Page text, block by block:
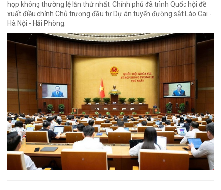
họp không thường lệ lần thứ nhất, Chính phủ đã trình Quốc hội đề
xuất điều chỉnh Chủ trương đầu tư Dự án tuyến đường sắt Lào Cai -
Hà Nội - Hải Phòng.